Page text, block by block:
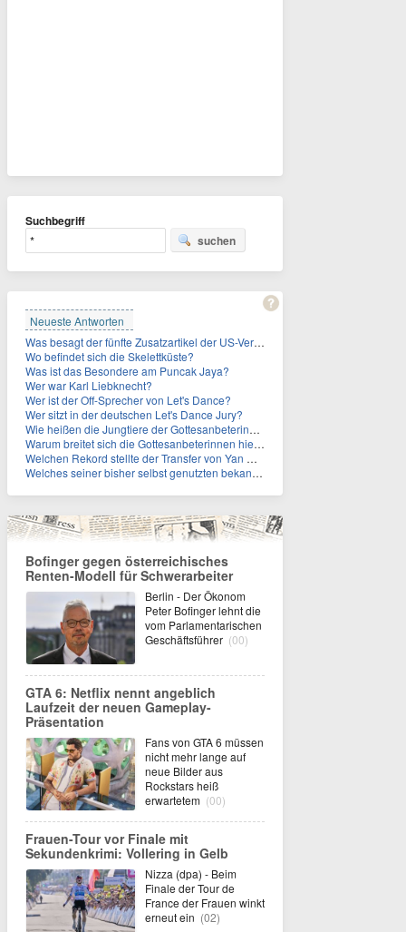
Suchbegriff
suchen
Neueste Antworten
Was besagt der fünfte Zusatzartikel der US-Verfassung, auf den sich Fauci berief?
Wo befindet sich die Skelettküste?
Was ist das Besondere am Puncak Jaya?
Wer war Karl Liebknecht?
Wer ist der Off-Sprecher von Let's Dance?
Wer sitzt in der deutschen Let's Dance Jury?
Wie heißen die Jungtiere der Gottesanbeterinnen?
Warum breitet sich die Gottesanbeterinnen hierzulande immer weiter aus?
Welchen Rekord stellte der Transfer von Yan Diomande zudem auf?
Welches seiner bisher selbst genutzten bekannten Gebäude verpachtet der Vatikan nun?
Bofinger gegen österreichisches
Renten-Modell für Schwerarbeiter
Berlin - Der Ökonom
Peter Bofinger lehnt die
vom Parlamentarischen
Geschäftsführer (00)
GTA 6: Netflix nennt angeblich
Laufzeit der neuen Gameplay-
Präsentation
Fans von GTA 6 müssen
nicht mehr lange auf
neue Bilder aus
Rockstars heiß
erwartetem (00)
Frauen-Tour vor Finale mit
Sekundenkrimi: Vollering in Gelb
Nizza (dpa) - Beim
Finale der Tour de
France der Frauen winkt
erneut ein (02)